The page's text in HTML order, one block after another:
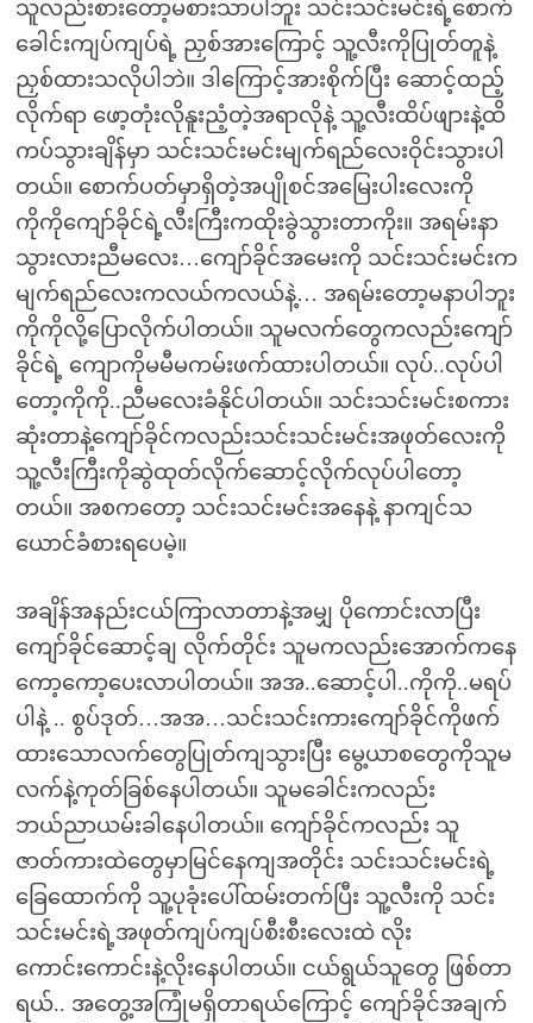
သူလည်းစားတော့မစားသာပါဘူး သင်းသင်းမင်းရဲ့စောက်
ခေါင်းကျပ်ကျပ်ရဲ့ ညှစ်အားကြောင့် သူ့လီးကိုပြုတ်တူနဲ့
ညှစ်ထားသလိုပါဘဲ။ ဒါကြောင့်အားစိုက်ပြီး ဆောင့်ထည့်
လိုက်ရာ ဖော့တုံးလိုနူးညံ့တဲ့အရာလိုနဲ့ သူ့လီးထိပ်ဖျားနဲ့ထိ
ကပ်သွားချိန်မှာ သင်းသင်းမင်းမျက်ရည်လေးဝိုင်းသွားပါ
တယ်။ စောက်ပတ်မှာရှိတဲ့အပျိုစင်အမြေးပါးလေးကို
ကိုကိုကျော်ခိုင်ရဲ့လီးကြီးကထိုးခွဲသွားတာကိုး။ အရမ်းနာ
သွားလားညီမလေး…ကျော်ခိုင်အမေးကို သင်းသင်းမင်းက
မျက်ရည်လေးကလယ်ကလယ်နဲ့… အရမ်းတော့မနာပါဘူး
ကိုကိုလို့ပြောလိုက်ပါတယ်။ သူမလက်တွေကလည်းကျော်
ခိုင်ရဲ့ ကျောကိုမမီမကမ်းဖက်ထားပါတယ်။ လုပ်..လုပ်ပါ
တော့ကိုကို..ညီမလေးခံနိုင်ပါတယ်။ သင်းသင်းမင်းစကား
ဆုံးတာနဲ့ကျော်ခိုင်ကလည်းသင်းသင်းမင်းအဖုတ်လေးကို
သူ့လီးကြီးကိုဆွဲထုတ်လိုက်ဆောင့်လိုက်လုပ်ပါတော့
တယ်။ အစကတော့ သင်းသင်းမင်းအနေနဲ့ နာကျင်သ
ယောင်ခံစားရပေမဲ့။
အချိန်အနည်းငယ်ကြာလာတာနဲ့အမျှ ပိုကောင်းလာပြီး
ကျော်ခိုင်ဆောင့်ချ လိုက်တိုင်း သူမကလည်းအောက်ကနေ
ကော့ကော့ပေးလာပါတယ်။ အအ..ဆောင့်ပါ..ကိုကို..မရပ်
ပါနဲ့ .. စွပ်ဒုတ်…အအ…သင်းသင်းကားကျော်ခိုင်ကိုဖက်
ထားသောလက်တွေပြုတ်ကျသွားပြီး မွေ့ယာစတွေကိုသူမ
လက်နဲ့ကုတ်ခြစ်နေပါတယ်။ သူမခေါင်းကလည်း
ဘယ်ညာယမ်းခါနေပါတယ်။ ကျော်ခိုင်ကလည်း သူ
ဇာတ်ကားထဲတွေမှာမြင်နေကျအတိုင်း သင်းသင်းမင်းရဲ့
ခြေထောက်ကို သူ့ပုခုံးပေါ်ထမ်းတက်ပြီး သူ့လီးကို သင်း
သင်းမင်းရဲ့အဖုတ်ကျပ်ကျပ်စီးစီးလေးထဲ လိုး
ကောင်းကောင်းနဲ့လိုးနေပါတယ်။ ငယ်ရွယ်သူတွေ ဖြစ်တာ
ရယ်.. အတွေ့အကြုံမရှိတာရယ်ကြောင့် ကျော်ခိုင်အချက်